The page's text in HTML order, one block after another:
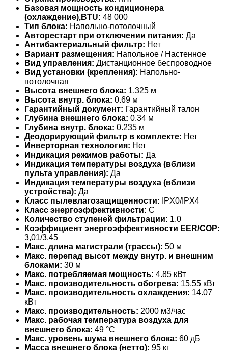
Базовая мощность кондиционера
(охлаждение),BTU: 48 000
Тип блока: Напольно-потолочный
Авторестарт при отключении питания: Да
Антибактериальный фильтр: Нет
Вариант размещения: Напольное / Настенное
Вид управления: Дистанционное беспроводное
Вид установки (крепления): Напольно-
потолочная
Высота внешнего блока: 1.325 м
Высота внутр. блока: 0.69 м
Гарантийный документ: Гарантийный талон
Глубина внешнего блока: 0.34 м
Глубина внутр. блока: 0.235 м
Деодорирующий фильтр в комплекте: Нет
Инверторная технология: Нет
Индикация режимов работы: Да
Индикация температуры воздуха (вблизи
пульта управления): Да
Индикация температуры воздуха (вблизи
устройства): Да
Класс пылевлагозащищенности: IPX0/IPX4
Класс энергоэффективности: C
Количество ступеней фильтрации: 1.0
Коэффициент энергоэффективности EER/COP:
3,01/3,45
Макс. длина магистрали (трассы): 50 м
Макс. перепад высот между внутр. и внешним
блоками: 30 м
Макс. потребляемая мощность: 4.85 кВт
Макс. производительность обогрева: 15,55 кВт
Макс. производительность охлаждения: 14.07
кВт
Макс. производительность: 2000 м3/час
Макс. рабочая температура воздуха для
внешнего блока: 49 °С
Макс. уровень шума внешнего блока: 60 дБ
Масса внешнего блока (нетто): 95 кг